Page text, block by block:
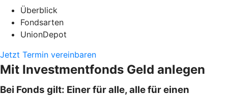
Überblick
Fondsarten
UnionDepot
Jetzt Termin vereinbaren
Mit Investmentfonds Geld anlegen
Bei Fonds gilt: Einer für alle, alle für einen